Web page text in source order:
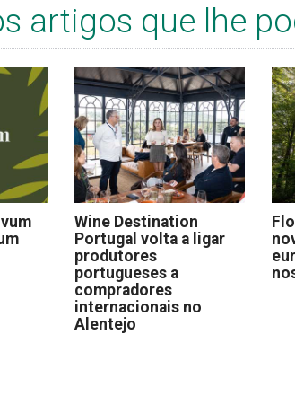
artigos que lhe
Wine Destination
Portugal volta a ligar
produtores
portugueses a
compradores
internacionais no
Alentejo